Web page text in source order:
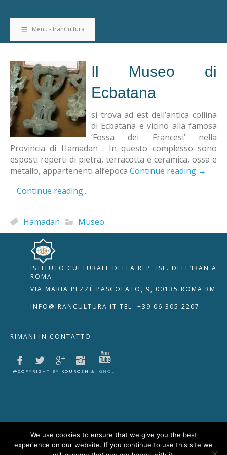
Menu - IranCultura
Il Museo di
Ecbatana
si trova ad est dell’antica collina
di Ecbatana e vicino alla famosa
‘Fossa dei Francesi’ nella
Provincia di Hamadan . In questo complesso sono
esposti reperti di pietra, terracotta e ceramica, ossa e
metallo, appartenenti all’epoca Continue reading →
Continue reading...
Hamadan Museo
ISTITUTO CULTURALE DELLA REP. ISL. DELL’IRAN A
ROMA
VIA MARIA PEZZÈ PASCOLATO, 9, 00135 ROMA RM
INFO@IRANCULTURA.IT TEL: +39 06 305 2207
RIMANI IN CONTATTO
@COPYRIGHT BY KOUROSH & GHOLI
We use cookies to ensure that we give you the best
experience on our website. If you continue to use this site we
RIPRISTINA 🇮🇹 🇬🇧
Disattiva Immagini
Evidenzia Link
Lettura Vocale Leggi